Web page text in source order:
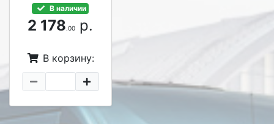
В наличии
2 178.00 р.
В корзину: